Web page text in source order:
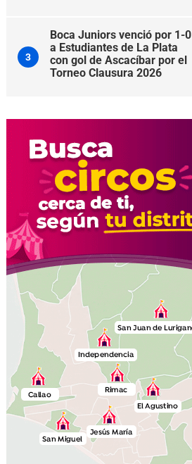
3
Boca Juniors venció por 1-0
a Estudiantes de La Plata
con gol de Ascacíbar por el
Torneo Clausura 2026